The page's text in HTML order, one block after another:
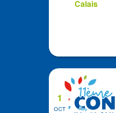
Calais
OCT
1